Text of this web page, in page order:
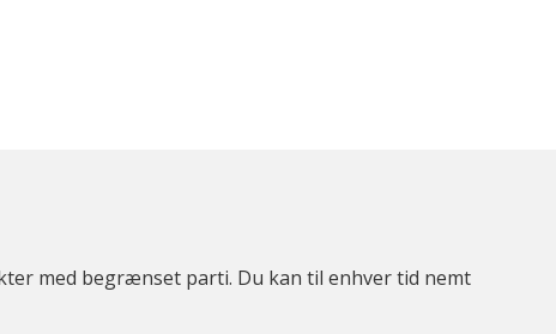
med begrænset parti. Du kan til enhver tid nemt